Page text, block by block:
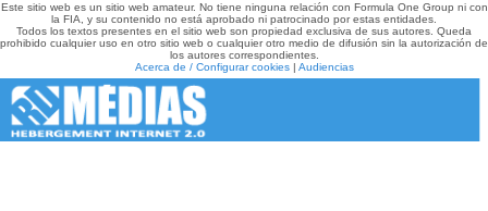
Este sitio web es un sitio web amateur. No tiene ninguna relación con Formula One Group ni con
la FIA, y su contenido no está aprobado ni patrocinado por estas entidades.
Todos los textos presentes en el sitio web son propiedad exclusiva de sus autores. Queda
prohibido cualquier uso en otro sitio web o cualquier otro medio de difusión sin la autorización de
los autores correspondientes.
Acerca de / Configurar cookies| Audiencias